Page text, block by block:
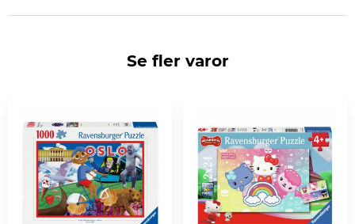
Se fler varor